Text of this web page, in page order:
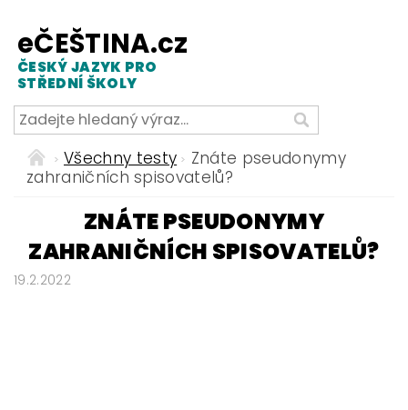
eČEŠTINA.cz
ČESKÝ JAZYK PRO
STŘEDNÍ ŠKOLY
Všechny testy
Znáte pseudonymy
zahraničních spisovatelů?
ZNÁTE PSEUDONYMY
ZAHRANIČNÍCH SPISOVATELŮ?
19.2.2022